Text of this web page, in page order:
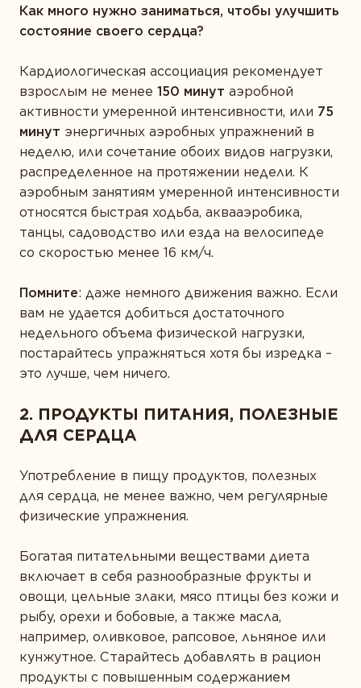
Как много нужно заниматься, чтобы улучшить
состояние своего сердца?
Кардиологическая ассоциация рекомендует
взрослым не менее 150 минут аэробной
активности умеренной интенсивности, или 75
минут энергичных аэробных упражнений в
неделю, или сочетание обоих видов нагрузки,
распределенное на протяжении недели. К
аэробным занятиям умеренной интенсивности
относятся быстрая ходьба, аквааэробика,
танцы, садоводство или езда на велосипеде
со скоростью менее 16 км/ч.
Помните: даже немного движения важно. Если
вам не удается добиться достаточного
недельного объема физической нагрузки,
постарайтесь упражняться хотя бы изредка –
это лучше, чем ничего.
2. ПРОДУКТЫ ПИТАНИЯ, ПОЛЕЗНЫЕ
ДЛЯ СЕРДЦА
Употребление в пищу продуктов, полезных
для сердца, не менее важно, чем регулярные
физические упражнения.
Богатая питательными веществами диета
включает в себя разнообразные фрукты и
овощи, цельные злаки, мясо птицы без кожи и
рыбу, орехи и бобовые, а также масла,
например, оливковое, рапсовое, льняное или
кунжутное. Старайтесь добавлять в рацион
продукты с повышенным содержанием